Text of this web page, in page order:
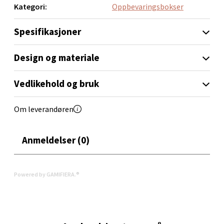
Kategori: Oppbevaringsbokser
Spesifikasjoner
Design og materiale
Vedlikehold og bruk
Om leverandøren
Anmeldelser (0)
Powered by GAMIFIERA.®
0 i butikk
Orkanger - Thon Senter Orkanger
Thon Senter Orkanger, Orkdalsveien 113, 7300
0 i butikk